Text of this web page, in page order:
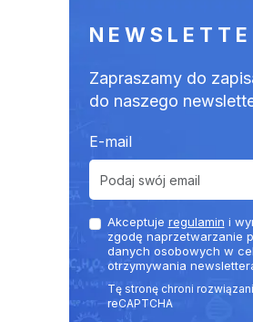
Zapraszamy do
do naszego
E-mail
Akceptuje regulamin i
zgodę naprzetwarzanie
danych osobowych w
otrzymywania